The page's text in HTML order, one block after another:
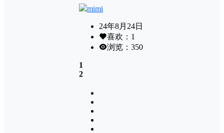
mimi
24年8月24日
喜欢： 1
浏览： 350
1
2